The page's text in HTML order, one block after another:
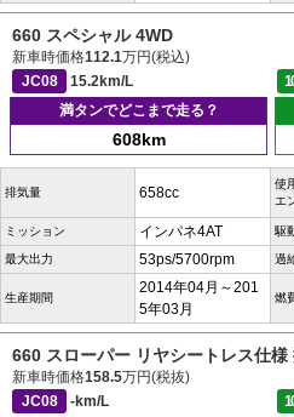
660 スペシャル 4WD
新車時価格112.1万円(税込)
JC08
15.2km/L
満タンでどこまで走る？
608km
排気量 658cc
使
エ
ミッション インパネ4AT 駆
最大出力 53ps/5700rpm 過
生産期間
2014年04月～201
5年03月
燃
660 スローパー リヤシートレス仕様
新車時価格158.5万円(税抜)
JC08
-km/L